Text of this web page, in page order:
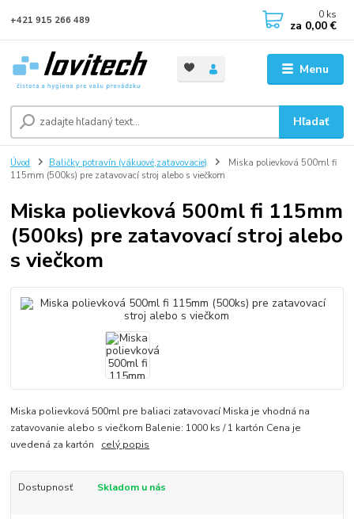
Menu
Hľadať
+421 915 266 489 0 ks
za 0,00 €
Úvod Baličky potravín (vákuové,zatavovacie)
Miska polievková 500ml fi
115mm (500ks) pre zatavovací stroj alebo s viečkom
Miska polievková 500ml fi 115mm
(500ks) pre zatavovací stroj alebo
s viečkom
Miska polievková 500ml pre baliaci zatavovací Miska je vhodná na
zatavovanie alebo s viečkom Balenie: 1000 ks / 1 kartón Cena je
uvedená za kartón celý popis
Dostupnosť Skladom u nás